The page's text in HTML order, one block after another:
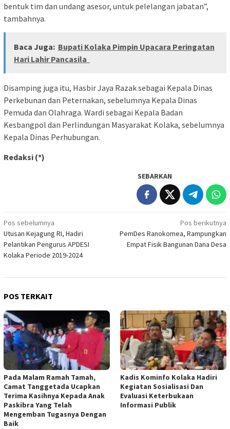
bentuk tim dan undang asesor, untuk pelelangan jabatan”,
tambahnya.
Baca Juga: Bupati Kolaka Pimpin Upacara Peringatan
Hari Lahir Pancasila
Disamping juga itu, Hasbir Jaya Razak sebagai Kepala Dinas
Perkebunan dan Peternakan, sebelumnya Kepala Dinas
Pemuda dan Olahraga. Wardi sebagai Kepala Badan
Kesbangpol dan Perlindungan Masyarakat Kolaka, sebelumnya
Kepala Dinas Perhubungan.
Redaksi (*)
SEBARKAN
Navigasi
pos
Pos sebelumnya
Utusan Kejagung RI, Hadiri
Pelantikan Pengurus APDESI
Kolaka Periode 2019-2024
Pos berikutnya
PemDes Ranokomea, Rampungkan
Empat Fisik Bangunan Dana Desa
POS TERKAIT
Pada Malam Ramah Tamah,
Camat Tanggetada Ucapkan
Terima Kasihnya Kepada Anak
Paskibra Yang Telah
Mengemban Tugasnya Dengan
Baik
Kadis Kominfo Kolaka Hadiri
Kegiatan Sosialisasi Dan
Evaluasi Keterbukaan
Informasi Publik